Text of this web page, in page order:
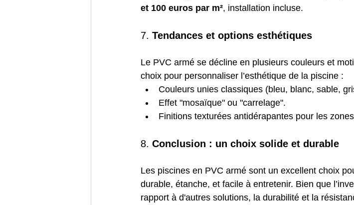
et 100 euros par m², installation incluse.
7. Tendances et options esthétiques
Le PVC armé se décline en plusieurs couleurs et
choix pour personnaliser l’esthétique de la piscine :
Couleurs unies classiques (bleu, blanc, sable,
Effet "mosaïque" ou "carrelage".
Finitions texturées antidérapantes pour les
8. Conclusion : un choix solide et durable
Les piscines en PVC armé sont un excellent choix
durable, étanche, et facile à entretenir. Bien que
rapport à d'autres solutions, la durabilité et la